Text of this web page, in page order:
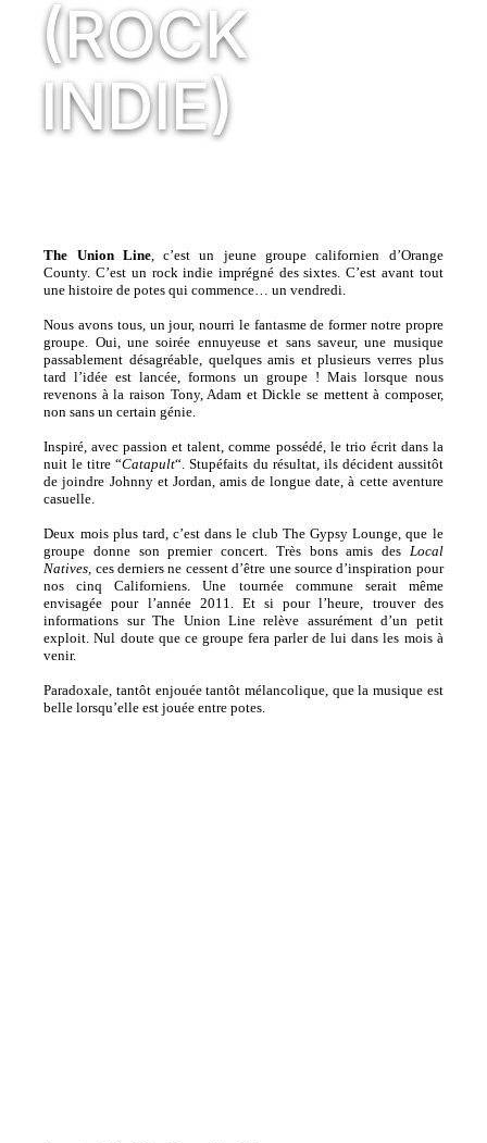
(ROCK
INDIE)
The Union Line, c’est un jeune groupe californien d’Orange
County. C’est un rock indie imprégné des sixtes. C’est avant tout
une histoire de potes qui commence… un vendredi.
Nous avons tous, un jour, nourri le fantasme de former notre propre
groupe. Oui, une soirée ennuyeuse et sans saveur, une musique
passablement désagréable, quelques amis et plusieurs verres plus
tard l’idée est lancée, formons un groupe ! Mais lorsque nous
revenons à la raison Tony, Adam et Dickle se mettent à composer,
non sans un certain génie.
Inspiré, avec passion et talent, comme possédé, le trio écrit dans la
nuit le titre “Catapult“. Stupéfaits du résultat, ils décident aussitôt
de joindre Johnny et Jordan, amis de longue date, à cette aventure
casuelle.
Deux mois plus tard, c’est dans le club The Gypsy Lounge, que le
groupe donne son premier concert. Très bons amis desLocal
Natives, ces derniers ne cessent d’être une source d’inspiration pour
nos cinq Californiens. Une tournée commune serait même
envisagée pour l’année 2011. Et si pour l’heure, trouver des
informations sur The Union Line relève assurément d’un petit
exploit. Nul doute que ce groupe fera parler de lui dans les mois à
venir.
Paradoxale, tantôt enjouée tantôt mélancolique, que la musique est
belle lorsqu’elle est jouée entre potes.